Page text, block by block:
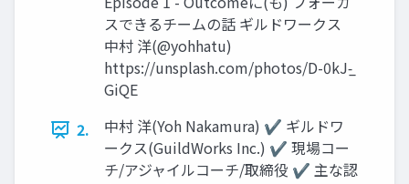
スできるチームの話 ギルドワークス
中村 洋(@yohhatu)
https://unsplash.com/photos/D-0kJ-̲
GiQE
2.
中村 洋(Yoh Nakamura) ✔ ギルドワ
ークス(GuildWorks Inc.) ✔ 現場コー
チ/アジャイルコーチ/取締役 ✔ 主な認